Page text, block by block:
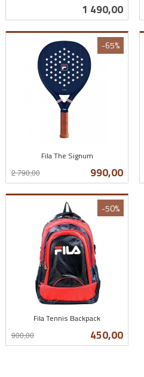
Pris
1 490,00
Fila The Signum
Tilbud
990,00
2 790,00
-65%
mva.
Fila Tennis Backpack
Tilbud
450,00
900,00
-50%
mva.